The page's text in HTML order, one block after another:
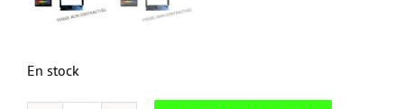
En stock